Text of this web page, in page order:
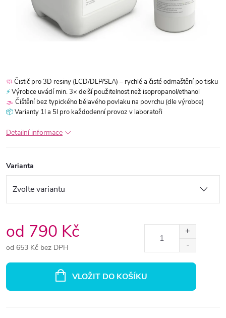
🧼 Čistič pro 3D resiny (LCD/DLP/SLA) – rychlé a čisté odmaštění po tisku
⚡Výrobce uvádí min. 3× delší použitelnost než isopropanol/ethanol
🌫️ Čištění bez typického bělavého povlaku na povrchu (dle výrobce)
📦Varianty 1l a 5l pro každodenní provoz v laboratoři
Detailní informace
Varianta
od 790 Kč
od 653 Kč bez DPH
VLOŽIT DO KOŠÍKU